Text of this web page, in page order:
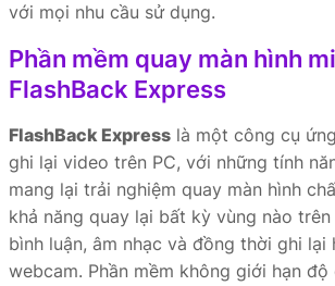
với mọi nhu cầu sử dụng.
Phần mềm quay màn hình
FlashBack Express
FlashBack Express là một công cụ
ghi lại video trên PC, với những tính
mang lại trải nghiệm quay màn hình
khả năng quay lại bất kỳ vùng nào trên
bình luận, âm nhạc và đồng thời ghi lại
webcam. Phần mềm không giới hạn độ